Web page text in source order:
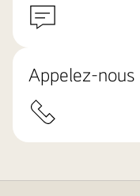
Appelez-nous